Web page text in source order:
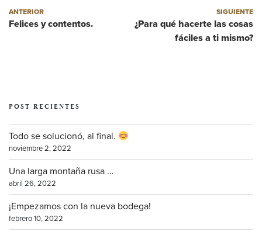
Navegación de entradas
Post anterior
ANTERIOR
Felices y contentos.
SIGUIENTE
¿Para qué hacerte las cosas
fáciles a ti mismo?
POST RECIENTES
Todo se solucionó, al final.
noviembre 2, 2022
Una larga montaña rusa …
abril 26, 2022
¡Empezamos con la nueva bodega!
febrero 10, 2022